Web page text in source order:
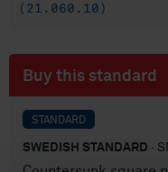
(21.060.10)
Buy this standard
STANDARD
SWEDISH STANDARD ·